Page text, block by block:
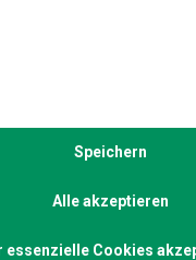
Speichern
Alle akzeptieren
essenzielle Cookies